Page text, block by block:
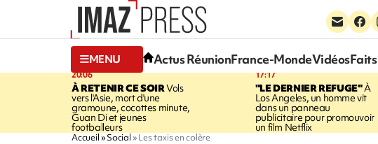
MENU Actus RéunionFrance-MondeVidéos
20:06
À RETENIR CE SOIRVols
vers l'Asie, mort d'une
gramoune, cocottes minute,
Guan Di et jeunes
footballeurs
17:17
"LE DERNIER REFUGE"À
Los Angeles, un homme vit
dans un panneau
publicitaire pour promouvoir
un film Netflix
Accueil Social Les taxis en colère